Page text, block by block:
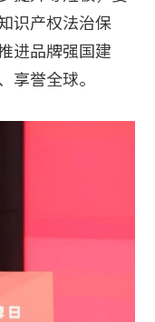
识产权法治保
进品牌强国建
享誉全球。